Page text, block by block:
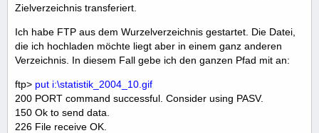
Zielverzeichnis transferiert.
Ich habe FTP aus dem Wurzelverzeichnis gestartet. Die Datei,
die ich hochladen möchte liegt aber in einem ganz anderen
Verzeichnis. In diesem Fall gebe ich den ganzen Pfad mit an:
ftp> put i:\statistik_2004_10.gif
200 PORT command successful. Consider using PASV.
150 Ok to send data.
226 File receive OK.